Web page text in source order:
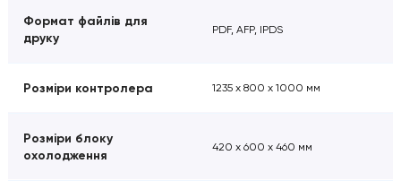
Формат файлів для
друку
PDF, AFP, IPDS
Розміри контролера 1235 x 800 x 1000 мм
Розміри блоку
охолодження
420 x 600 x 460 мм